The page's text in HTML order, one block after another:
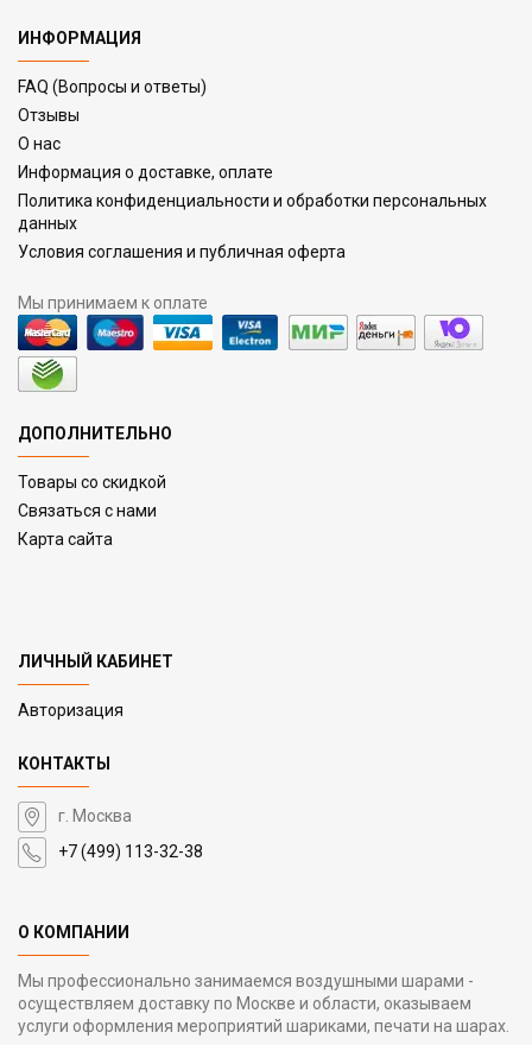
ИНФОРМАЦИЯ
FAQ (Вопросы и ответы)
Отзывы
О нас
Информация о доставке, оплате
Политика конфиденциальности и обработки персональных
данных
Условия соглашения и публичная оферта
Мы принимаем к оплате
ДОПОЛНИТЕЛЬНО
Товары со скидкой
Связаться с нами
Карта сайта
ЛИЧНЫЙ КАБИНЕТ
Авторизация
КОНТАКТЫ
г. Москва
+7 (499) 113-32-38
О КОМПАНИИ
Мы профессионально занимаемся воздушными шарами -
осуществляем доставку по Москве и области, оказываем
услуги оформления мероприятий шариками, печати на шарах.